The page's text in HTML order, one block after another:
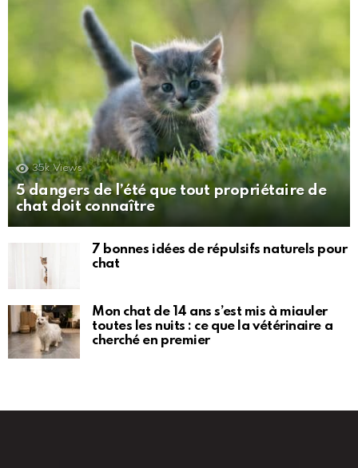
35k Views
5 dangers de l’été que tout propriétaire de
chat doit connaître
7 bonnes idées de répulsifs naturels pour
chat
Mon chat de 14 ans s’est mis à miauler
toutes les nuits : ce que la vétérinaire a
cherché en premier